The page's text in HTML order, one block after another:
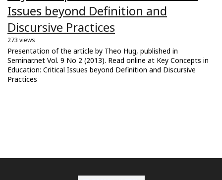
Issues beyond Definition and
Discursive Practices
273 views
Presentation of the article by Theo Hug, published in
Seminar.net Vol. 9 No 2 (2013). Read online at Key Concepts in
Education: Critical Issues beyond Definition and Discursive
Practices